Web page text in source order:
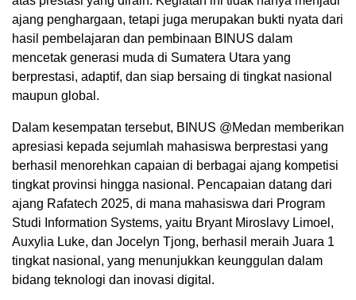
ajang penghargaan, tetapi juga merupakan bukti nyata dari
hasil pembelajaran dan pembinaan BINUS dalam
mencetak generasi muda di Sumatera Utara yang
berprestasi, adaptif, dan siap bersaing di tingkat nasional
maupun global.
Dalam kesempatan tersebut, BINUS @Medan memberikan
apresiasi kepada sejumlah mahasiswa berprestasi yang
berhasil menorehkan capaian di berbagai ajang kompetisi
tingkat provinsi hingga nasional. Pencapaian datang dari
ajang Rafatech 2025, di mana mahasiswa dari Program
Studi Information Systems, yaitu Bryant Miroslavy Limoel,
Auxylia Luke, dan Jocelyn Tjong, berhasil meraih Juara 1
tingkat nasional, yang menunjukkan keunggulan dalam
bidang teknologi dan inovasi digital.